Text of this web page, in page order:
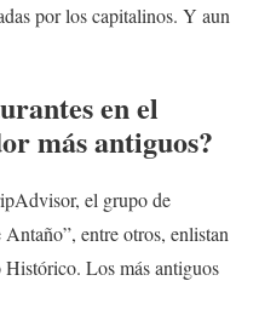
por los capitalinos. Y aun
en el
más antiguos?
el grupo de
entre otros, enlistan
Histórico. Los más antiguos